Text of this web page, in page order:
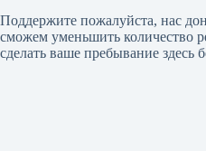
Поддержите пожалуйста, нас
сможем уменьшить количество
сделать ваше пребывание здесь